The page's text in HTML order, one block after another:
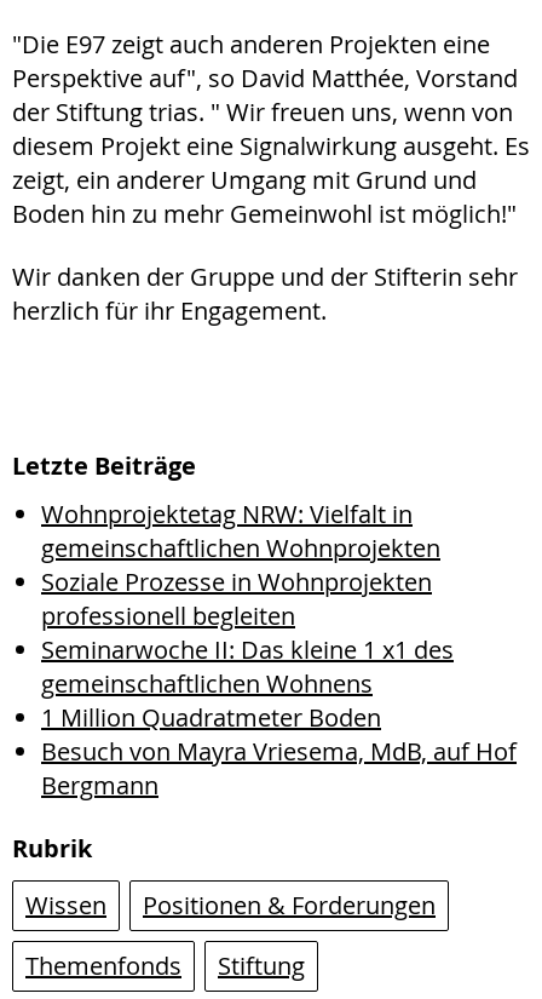
"Die E97 zeigt auch anderen Projekten eine
Perspektive auf", so David Matthée, Vorstand
der Stiftung trias. " Wir freuen uns, wenn von
diesem Projekt eine Signalwirkung ausgeht. Es
zeigt, ein anderer Umgang mit Grund und
Boden hin zu mehr Gemeinwohl ist möglich!"
Wir danken der Gruppe und der Stifterin sehr
herzlich für ihr Engagement.
Letzte Beiträge
Wohnprojektetag NRW: Vielfalt in
gemeinschaftlichen Wohnprojekten
Soziale Prozesse in Wohnprojekten
professionell begleiten
Seminarwoche II: Das kleine 1 x1 des
gemeinschaftlichen Wohnens
1 Million Quadratmeter Boden
Besuch von Mayra Vriesema, MdB, auf Hof
Bergmann
Rubrik
Wissen
Positionen & Forderungen
Themenfonds
Stiftung